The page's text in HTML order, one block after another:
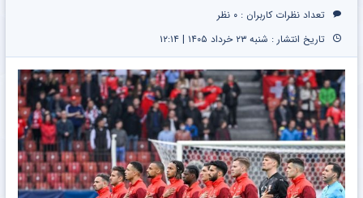
تعداد نظرات کاربران : ۰ نظر
تاریخ انتشار : شنبه ۲۳ خرداد ۱۴۰۵ | ۱۲:۱۴